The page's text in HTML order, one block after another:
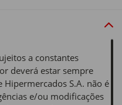
a constantes
deverá estar sempre
S.A. não é
e/ou modificações